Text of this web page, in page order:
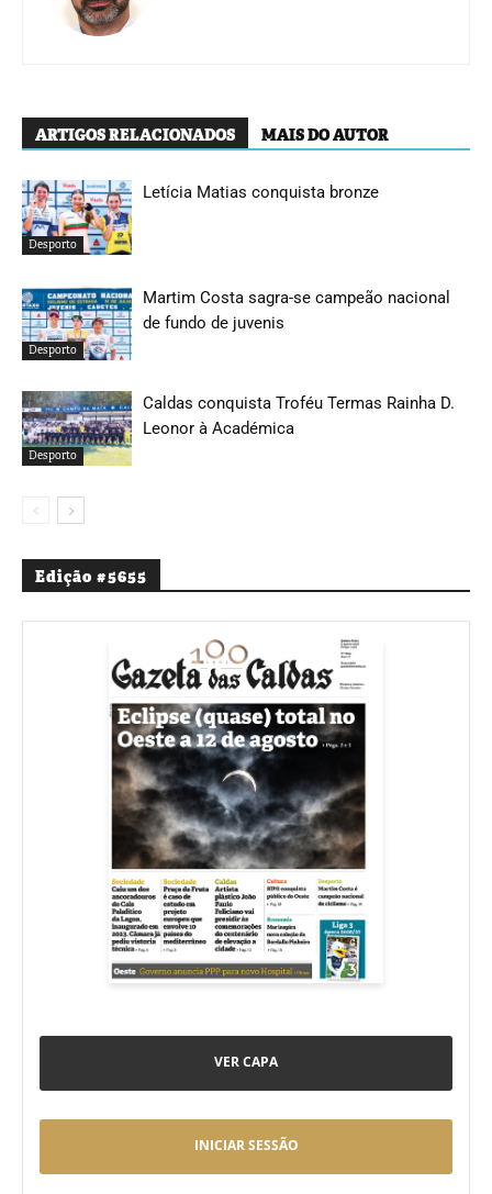
ARTIGOS RELACIONADOS MAIS DO AUTOR
Desporto
Letícia Matias conquista bronze
Desporto
Martim Costa sagra-se campeão nacional
de fundo de juvenis
Desporto
Caldas conquista Troféu Termas Rainha D.
Leonor à Académica
Edição #5655
VER CAPA
INICIAR SESSÃO